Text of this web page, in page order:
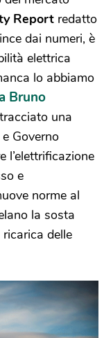
Report redatto
dai numeri, è
elettrica
lo abbiamo
Bruno
una
Governo
l’elettrificazione
e
norme al
la sosta
delle